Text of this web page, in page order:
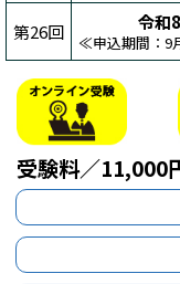
第26回 令和
≪申込期間：9
受験料／11,000